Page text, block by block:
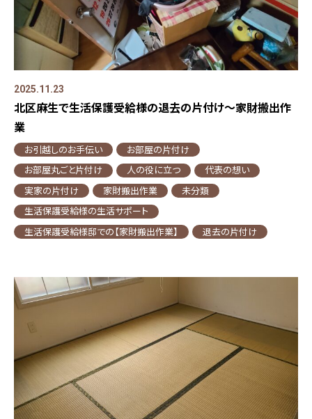
2025.11.23
北区麻生で生活保護受給様の退去の片付け～家財搬出作
業
お引越しのお手伝い
お部屋の片付け
お部屋丸ごと片付け
人の役に立つ
代表の想い
実家の片付け
家財搬出作業
未分類
生活保護受給様の生活サポート
生活保護受給様邸での【家財搬出作業】
退去の片付け